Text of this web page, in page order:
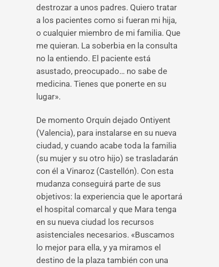
destrozar a unos padres. Quiero tratar
a los pacientes como si fueran mi hija,
o cualquier miembro de mi familia. Que
me quieran. La soberbia en la consulta
no la entiendo. El paciente está
asustado, preocupado… no sabe de
medicina. Tienes que ponerte en su
lugar».
De momento Orquín dejado Ontiyent
(Valencia), para instalarse en su nueva
ciudad, y cuando acabe toda la familia
(su mujer y su otro hijo) se trasladarán
con él a Vinaroz (Castellón). Con esta
mudanza conseguirá parte de sus
objetivos: la experiencia que le aportará
el hospital comarcal y que Mara tenga
en su nueva ciudad los recursos
asistenciales necesarios. «Buscamos
lo mejor para ella, y ya miramos el
destino de la plaza también con una